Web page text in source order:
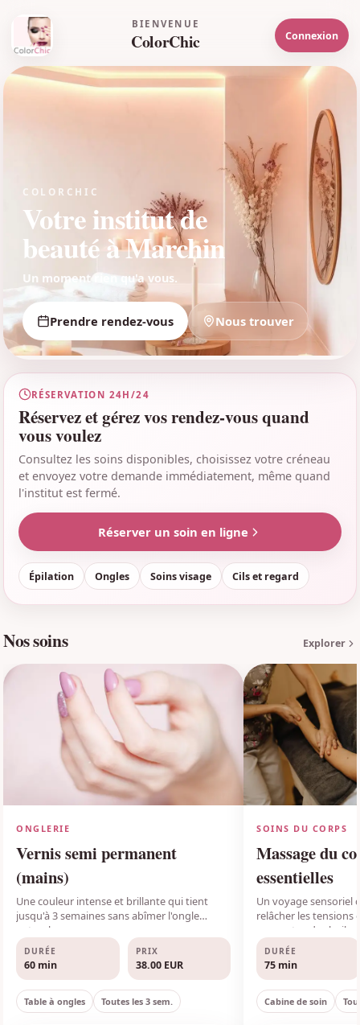
BIENVENUE
ColorChic Connexion
COLORCHIC
Votre institut de
beauté à Marchin
Un moment rien qu'a vous.
Prendre rendez-vous Nous trouver
RÉSERVATION 24H/24
Réservez et gérez vos rendez-vous quand
vous voulez
Consultez les soins disponibles, choisissez votre créneau
et envoyez votre demande immédiatement, même quand
l'institut est fermé.
Réserver un soin en ligne
Épilation Ongles Soins visage Cils et regard
Nos soins Explorer
ONGLERIE
Vernis semi permanent
(mains)
Une couleur intense et brillante qui tient
jusqu'à 3 semaines sans abîmer l'ongle
naturel.
DURÉE
60 min
PRIX
38.00EUR
Table à ongles Toutes les 3 sem.
SOINS DU CORPS
Massage du
essentielles
Un voyage sensoriel
relâcher les tensions
aux vertus des
DURÉE
75 min
Cabine de soin